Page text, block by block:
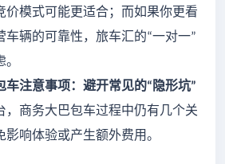
价模式可能更适合；而如果你更看
车辆的可靠性，旅车汇的“一对一”
车注意事项：避开常见的“ 隐形坑”
，商务大巴包车过程中仍有几个关
响体验或产生额外费用。